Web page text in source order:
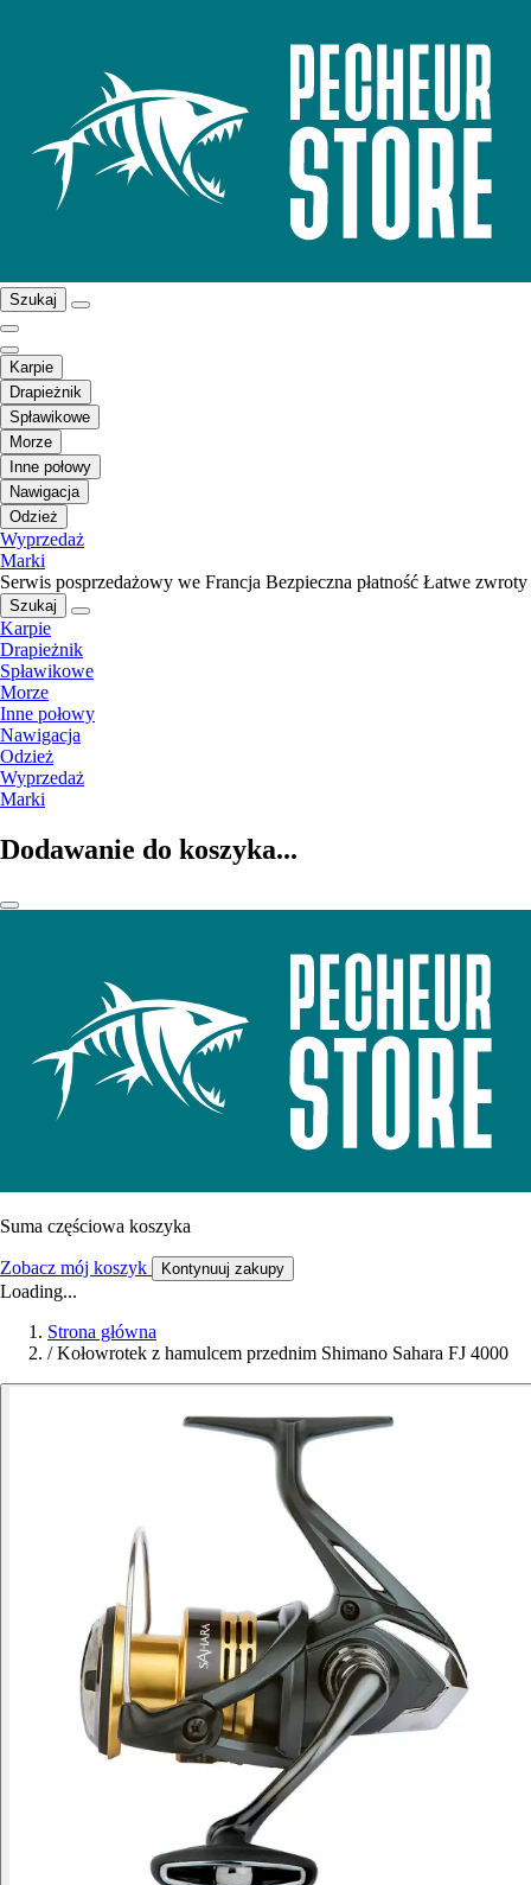
Szukaj
Karpie
Drapieżnik
Spławikowe
Morze
Inne połowy
Nawigacja
Odzież
Wyprzedaż
Marki
Serwis posprzedażowy we Francja Bezpieczna płatność Łatwe zwroty
Szukaj
Karpie
Drapieżnik
Spławikowe
Morze
Inne połowy
Nawigacja
Odzież
Wyprzedaż
Marki
Dodawanie do koszyka...
Suma częściowa koszyka
Zobacz mój koszyk Kontynuuj zakupy
Loading...
Strona główna
/ Kołowrotek z hamulcem przednim Shimano Sahara FJ 4000